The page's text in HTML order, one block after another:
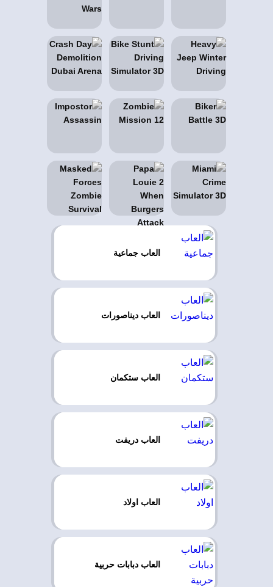
العاب جماعية
العاب ديناصورات
العاب ستكمان
العاب دريفت
العاب اولاد
العاب دبابات حربية